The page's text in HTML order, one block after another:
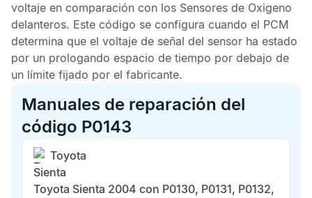
voltaje en comparación con los Sensores de Oxigeno
delanteros. Este código se configura cuando el PCM
determina que el voltaje de señal del sensor ha estado
por un prologando espacio de tiempo por debajo de
un límite fijado por el fabricante.
Manuales de reparación del
código P0143
Toyota
Sienta
Toyota Sienta 2004 con P0130, P0131, P0132,